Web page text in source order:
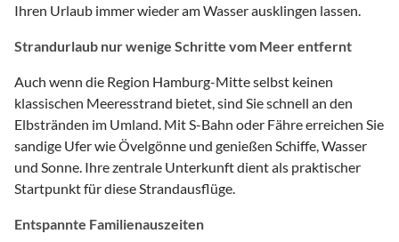
Ihren Urlaub immer wieder am Wasser ausklingen lassen.
Strandurlaub nur wenige Schritte vom Meer entfernt
Auch wenn die Region Hamburg-Mitte selbst keinen
klassischen Meeresstrand bietet, sind Sie schnell an den
Elbstränden im Umland. Mit S-Bahn oder Fähre erreichen Sie
sandige Ufer wie Övelgönne und genießen Schiffe, Wasser
und Sonne. Ihre zentrale Unterkunft dient als praktischer
Startpunkt für diese Strandausflüge.
Entspannte Familienauszeiten